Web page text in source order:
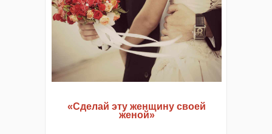
«Сделай эту женщину своей
женой»